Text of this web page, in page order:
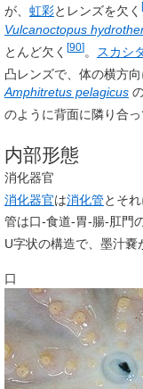
が、 虹彩とレンズを欠く [
Vulcanoctopus
とんど欠く [90]。 スカシ
凸レンズで、体の横方
Amphitretus pelagicusの
のように背面に隣り合
内部形態
消化器官
消化器官は消化管 とそ
管は口-食道-胃-腸-肛門
U字状の構造で、墨汁嚢
口